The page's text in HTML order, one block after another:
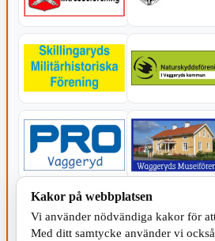
KOMMUNEN
Kakor på webbplatsen
Vi använder nödvändiga kakor för
Med ditt samtycke använder vi